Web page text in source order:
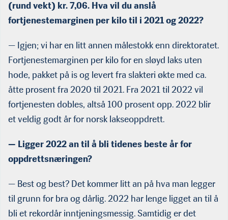
(rund vekt) kr. 7,06. Hva vil du anslå
fortjenestemarginen per kilo til i 2021 og 2022?
— Igjen; vi har en litt annen målestokk enn direktoratet.
Fortjenestemarginen per kilo for en sløyd laks uten
hode, pakket på is og levert fra slakteri økte med ca.
åtte prosent fra 2020 til 2021. Fra 2021 til 2022 vil
fortjenesten dobles, altså 100 prosent opp. 2022 blir
et veldig godt år for norsk lakseoppdrett.
— Ligger 2022 an til å bli tidenes beste år for
oppdrettsnæringen?
— Best og best? Det kommer litt an på hva man legger
til grunn for bra og dårlig. 2022 har lenge ligget an til å
bli et rekordår inntjeningsmessig. Samtidig er det